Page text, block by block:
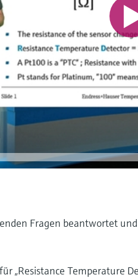
Fragen beantwortet
„Resistance Temperature